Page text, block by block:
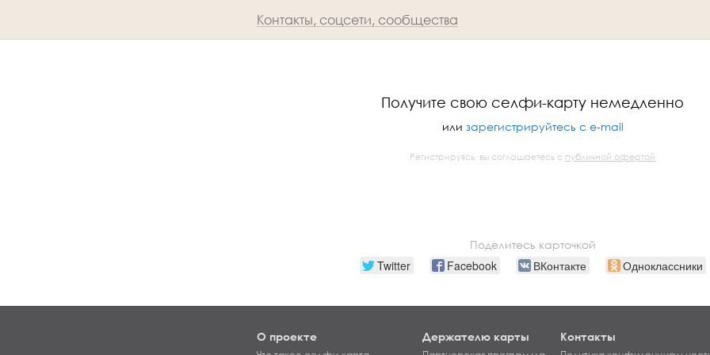
Контакты, соцсети, сообщества
Получите свою селфи-карту немедленно
или зарегистрируйтесь с e-mail
Регистрируясь, вы соглашаетесь с публичной офертой
Поделитесь карточкой
Twitter Facebook ВКонтакте Одноклассники
О проекте
Держателю карты
Контакты